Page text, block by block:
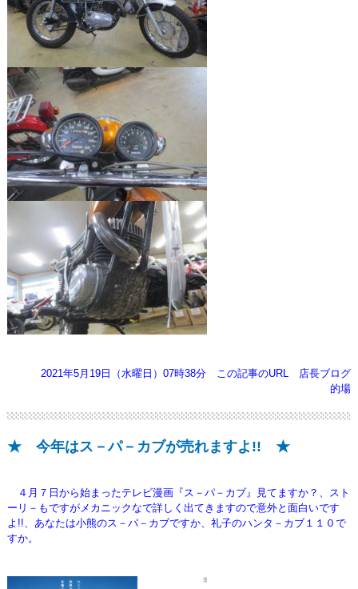
2021年5月19日（水曜日）07時38分 この記事のURL
店長ブログ
的場
★ 今年はス－パ－カブが売れますよ!! ★
４月７日から始まったテレビ漫画『ス－パ－カブ』見てますか？、スト
ーリ－もですがメカニックなで詳しく出てきますので意外と面白いです
よ!!、あなたは小熊のス－パ－カブですか、礼子のハンタ－カブ１１０で
すか。